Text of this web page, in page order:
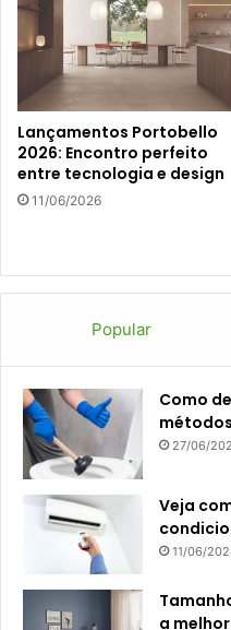
Lançamentos Portobello
2026: Encontro perfeito
entre tecnologia e design
11/06/2026
Popular
Como
27/06/
Veja
11/06/
a